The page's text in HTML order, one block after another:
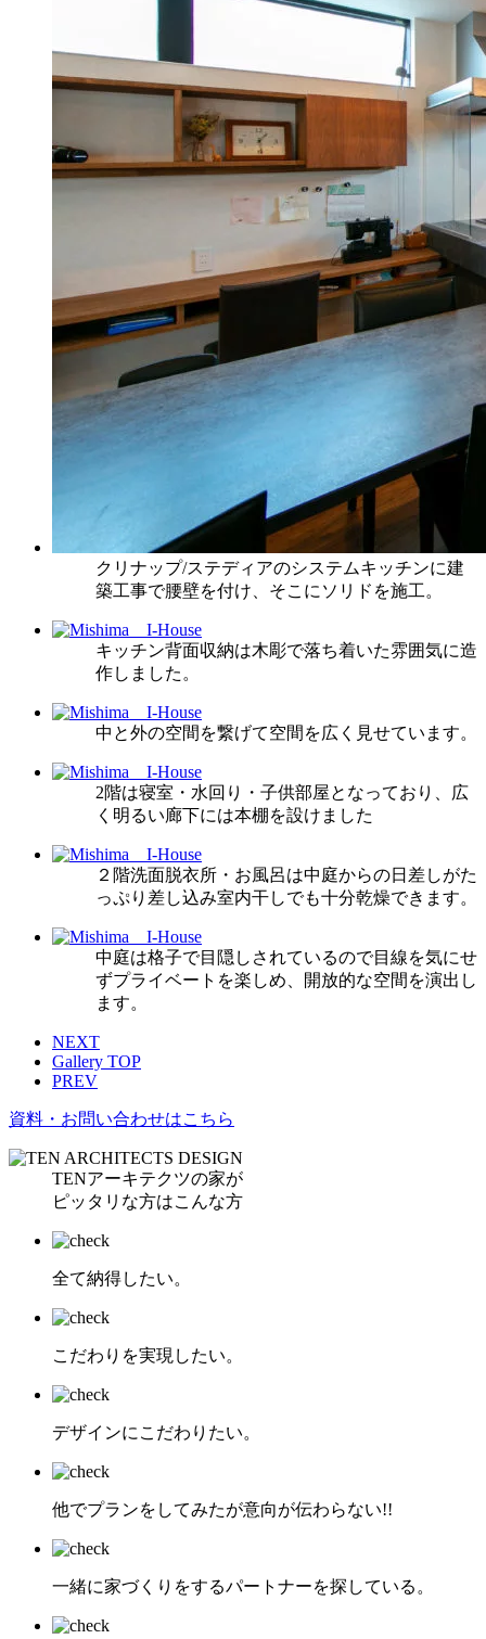
クリナップ/ステディアのシステムキッチンに建
築工事で腰壁を付け、そこにソリドを施工。
キッチン背面収納は木彫で落ち着いた雰囲気に造
作しました。
中と外の空間を繋げて空間を広く見せています。
2階は寝室・水回り・子供部屋となっており、広
く明るい廊下には本棚を設けました
２階洗面脱衣所・お風呂は中庭からの日差しがた
っぷり差し込み室内干しでも十分乾燥できます。
中庭は格子で目隠しされているので目線を気にせ
ずプライベートを楽しめ、開放的な空間を演出し
ます。
NEXT
Gallery TOP
PREV
資料・お問い合わせはこちら
TENアーキテクツの家が
ピッタリな方はこんな方
全て納得したい。
こだわりを実現したい。
デザインにこだわりたい。
他でプランをしてみたが意向が伝わらない!!
一緒に家づくりをするパートナーを探している。